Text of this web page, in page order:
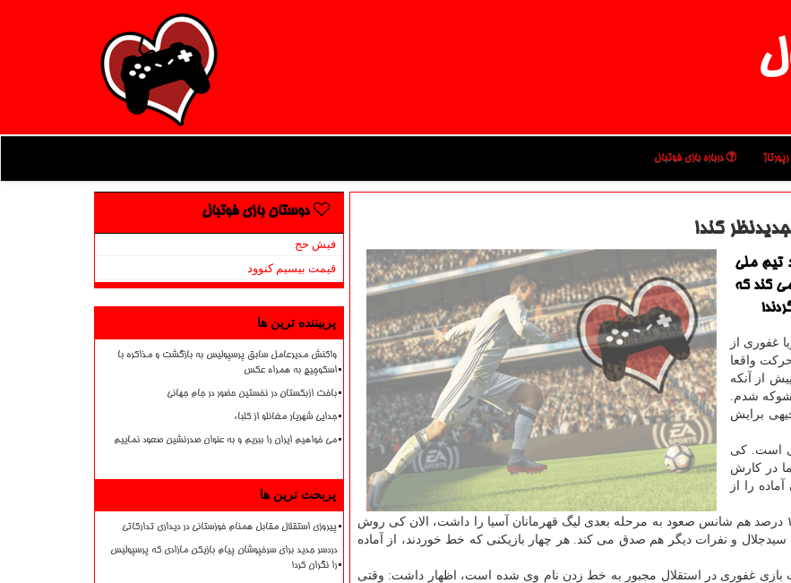
رپورتاژ درباره بازی فوتبال
كند!
تیم ملی
كند كه
غفوری از
واقعا
از آنكه
شوكه شدم.
برایش
است. كی
در كارش
را از
عضو هیات مدیره باشگاه استقلال اضافه كرد: اگر تیم ملی ۱۰ درصد هم شانس صعود به مرحله بعدی لیگ قهرمانان آسیا را داشت، الان كی روش
و نفرات دیگر هم صدق می كند. هر چهار بازیكنی كه خط خوردند، از آماده
غفوری در استقلال مجبور به خط زدن نام وی شده است، اظهار داشت: وقتی
دوستان بازی فوتبال
فیش حج
قیمت بیسیم کنوود
پربیننده ترین ها
واکنش مدیرعامل سابق پرسپولیس به بازگشت و مذاکره با
اسکوچیچ به همراه عکس
باخت ازبکستان در نخستین حضور در جام جهانی
جدایی شهریار مغانلو از کلباء
می خواهیم ایران را ببریم و به عنوان صدرنشین صعود نماییم
پربحث ترین ها
پیروزی استقلال مقابل همنام خوزستانی در دیداری تدارکاتی
دردسر جدید برای سرخپوشان پیام بازیکن مازادی که پرسپولیس
را نگران کرد!